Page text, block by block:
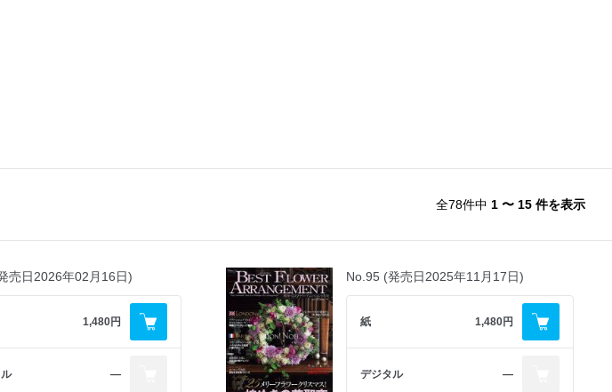
全78件中 1 〜 15 件を表示
売日2026年02月16日)
1,480円
―
No.95 (発売日2025年11月17日)
紙 1,480円
デジタル ―